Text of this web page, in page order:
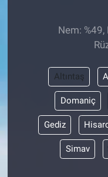
Nem: %49,
Altıntaş
Domaniç
Gediz
Simav